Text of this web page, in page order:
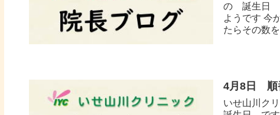
の 誕生日
ようです 今
たらその数
4月8日 順
いせ山川ク